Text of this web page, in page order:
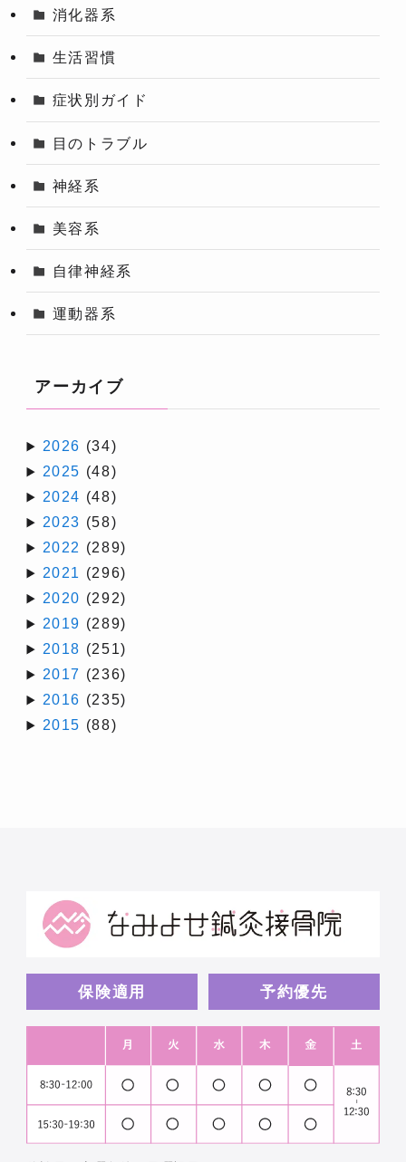
消化器系
生活習慣
症状別ガイド
目のトラブル
神経系
美容系
自律神経系
運動器系
アーカイブ
2026 (34)
2025 (48)
2024 (48)
2023 (58)
2022 (289)
2021 (296)
2020 (292)
2019 (289)
2018 (251)
2017 (236)
2016 (235)
2015 (88)
保険適用 予約優先